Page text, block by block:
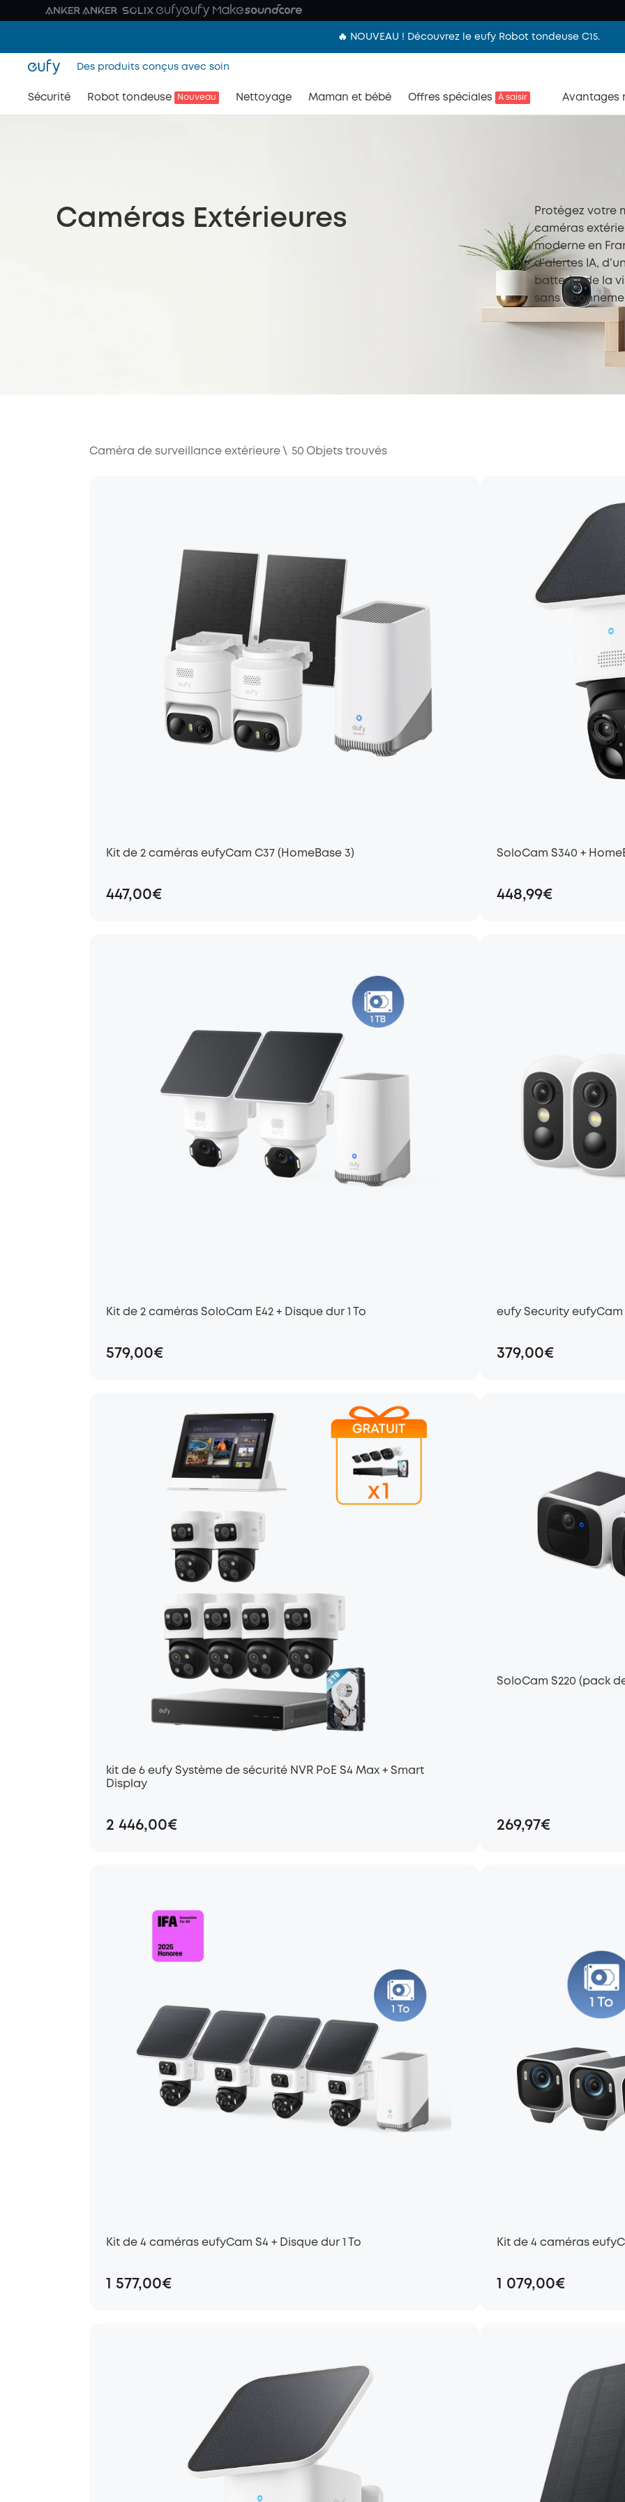
🔥 NOUVEAU ! Découvrez le eufy Robot tondeuse C15.
Des produits conçus avec soin
Sécurité Robot tondeuse Nouveau Nettoyage Maman et bébé Offres spéciales À saisir Avantages
Caméras Extérieures
Protégez votre
caméras
moderne en
d’alertes IA,
batterie, de la
sans
Caméra de surveillance extérieure \ 50 Objets trouvés
Kit de 2 caméras eufyCam C37 (HomeBase 3)
447,00€
SoloCam S340 +
448,99€
Kit de 2 caméras SoloCam E42 + Disque dur 1 To
579,00€
eufy Security eufyCam
379,00€
kit de 6 eufy Système de sécurité NVR PoE S4 Max + Smart
Display
2 446,00€
SoloCam S220 (pack
269,97€
Kit de 4 caméras eufyCam S4 + Disque dur 1 To
1 577,00€
Kit de 4 caméras
1 079,00€